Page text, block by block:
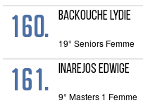
160. BACKOUCHE LYDIE
19° Seniors Femme
161. INAREJOS EDWIGE
9° Masters 1 Femme